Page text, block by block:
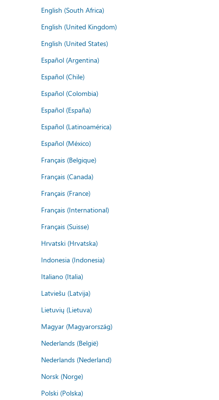
English (South Africa)
English (United Kingdom)
English (United States)
Español (Argentina)
Español (Chile)
Español (Colombia)
Español (España)
Español (Latinoamérica)
Español (México)
Français (Belgique)
Français (Canada)
Français (France)
Français (International)
Français (Suisse)
Hrvatski (Hrvatska)
Indonesia (Indonesia)
Italiano (Italia)
Latviešu (Latvija)
Lietuvių (Lietuva)
Magyar (Magyarország)
Nederlands (België)
Nederlands (Nederland)
Norsk (Norge)
Polski (Polska)